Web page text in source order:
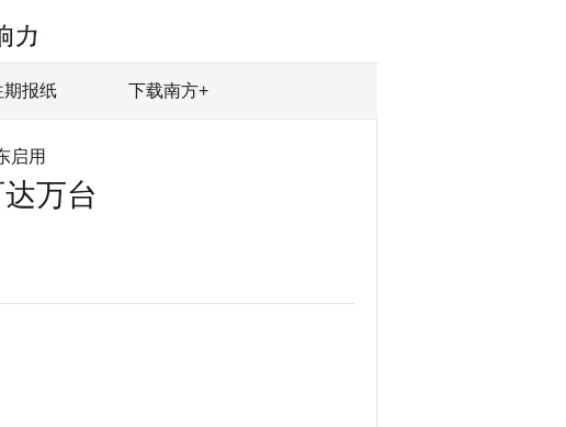
期报纸 下载南方+
启用
万台